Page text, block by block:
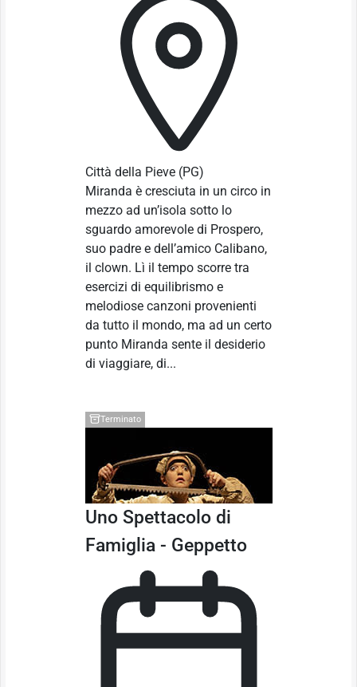
Città della Pieve (PG)
Miranda è cresciuta in un circo in
mezzo ad un’isola sotto lo
sguardo amorevole di Prospero,
suo padre e dell’amico Calibano,
il clown. Lì il tempo scorre tra
esercizi di equilibrismo e
melodiose canzoni provenienti
da tutto il mondo, ma ad un certo
punto Miranda sente il desiderio
di viaggiare, di...
Terminato
Uno Spettacolo di
Famiglia - Geppetto